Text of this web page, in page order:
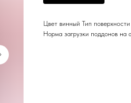
Цвет винный Тип
Норма загрузки поддонов на